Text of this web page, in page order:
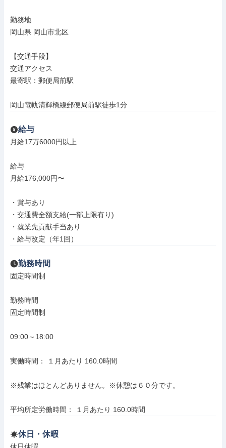
勤務地
岡山県 岡山市北区
【交通手段】
交通アクセス
最寄駅：郵便局前駅
岡山電軌清輝橋線郵便局前駅徒歩1分
給与
月給17万6000円以上
給与
月給176,000円〜
・賞与あり
・交通費全額支給(一部上限有り)
・就業先貢献手当あり
・給与改定（年1回）
勤務時間
固定時間制
勤務時間
固定時間制
09:00～18:00
実働時間： １月あたり 160.0時間
※残業はほとんどありません。※休憩は６０分です。
平均所定労働時間： １月あたり 160.0時間
休日・休暇